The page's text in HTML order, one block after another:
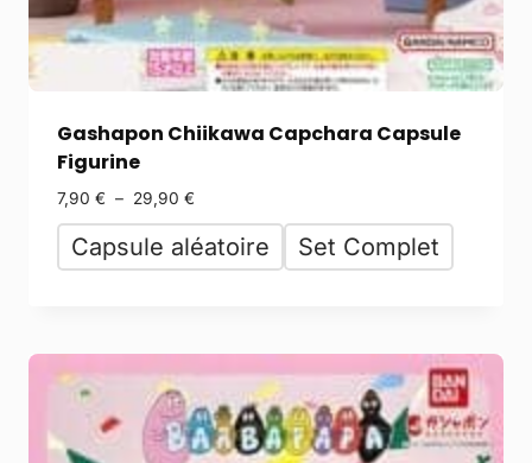
Gashapon Chiikawa Capchara Capsule
Figurine
7,90 € – 29,90 €
Capsule aléatoire Set Complet